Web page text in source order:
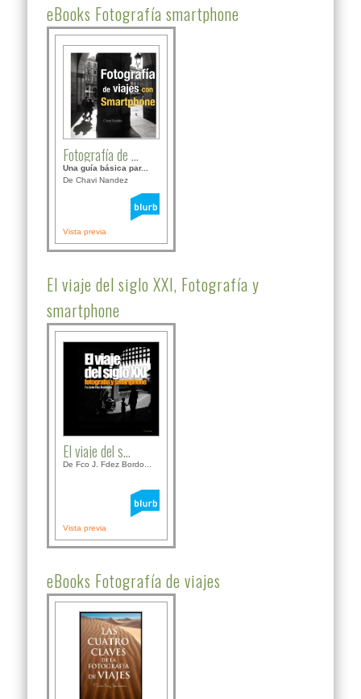
eBooks Fotografía smartphone
Fotografía de ...
Una guía básica par...
De Chavi Nandez
Vista previa
El viaje del siglo XXI, Fotografía y
smartphone
El viaje del s...
De Fco J. Fdez Bordo...
Vista previa
eBooks Fotografía de viajes